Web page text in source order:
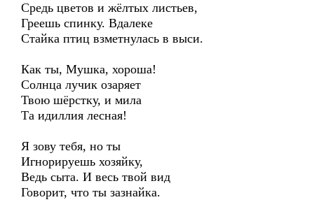
Средь цветов и жёлтых листьев,
Греешь спинку. Вдалеке
Стайка птиц взметнулась в выси.
Как ты, Мушка, хороша!
Солнца лучик озаряет
Твою шёрстку, и мила
Та идиллия лесная!
Я зову тебя, но ты
Игнорируешь хозяйку,
Ведь сыта. И весь твой вид
Говорит, что ты зазнайка.